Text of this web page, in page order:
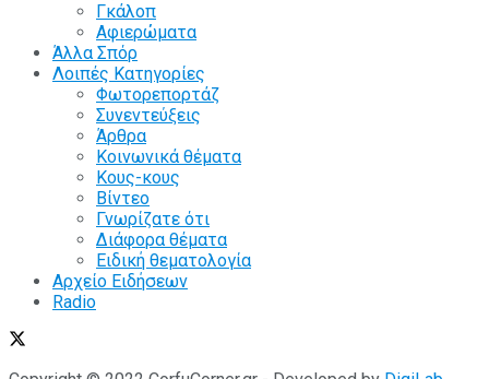
Γκάλοπ
Αφιερώματα
Άλλα Σπόρ
Λοιπές Κατηγορίες
Φωτορεπορτάζ
Συνεντεύξεις
Άρθρα
Κοινωνικά θέματα
Κους-κους
Βίντεο
Γνωρίζατε ότι
Διάφορα θέματα
Ειδική θεματολογία
Αρχείο Ειδήσεων
Radio